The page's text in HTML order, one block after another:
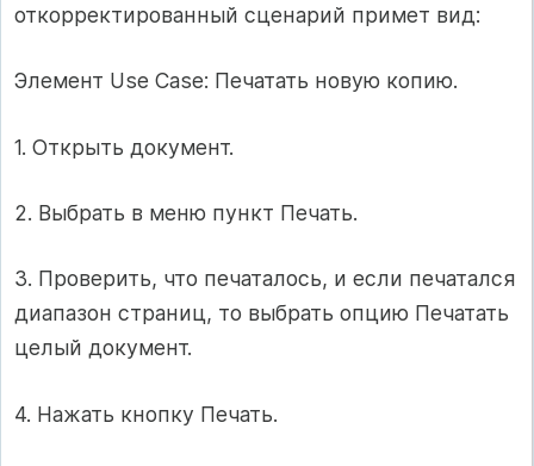
откорректированный сценарий примет вид:
Элемент Use Case: Печатать новую копию.
1. Открыть документ.
2. Выбрать в меню пункт Печать.
3. Проверить, что печаталось, и если печатался
диапазон страниц, то выбрать опцию Печатать
целый документ.
4. Нажать кнопку Печать.